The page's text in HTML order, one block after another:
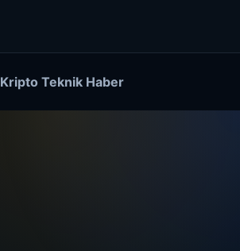
Kripto Teknik Haber